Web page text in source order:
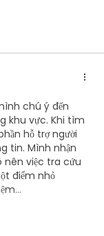
chú ý đến
khu vực. Khi tìm
hỗ trợ người
tin. Mình nhận
nên việc tra cứu
điểm nhỏ